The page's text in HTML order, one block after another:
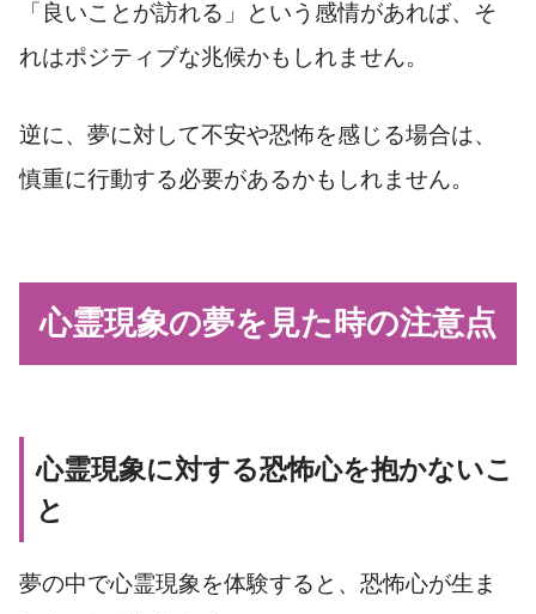
「良いことが訪れる」という感情があれば、そ
れはポジティブな兆候かもしれません。
逆に、夢に対して不安や恐怖を感じる場合は、
慎重に行動する必要があるかもしれません。
心霊現象の夢を見た時の注意点
心霊現象に対する恐怖心を抱かないこ
と
夢の中で心霊現象を体験すると、恐怖心が生ま